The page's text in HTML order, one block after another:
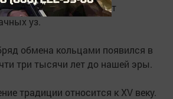
неразрывная, означает
уз.
обмена кольцами появился в
три тысячи лет до нашей эры.
традиции относится к XV веку.